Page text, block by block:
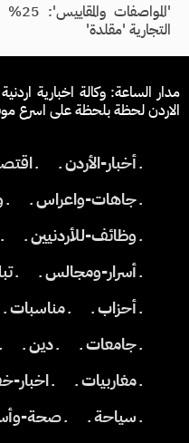
التجارية 'مقلدة'
مدار الساعة: وكالة اخبارية
الاردن لحظة بلحظة على اسرع
ـ أخبار-الأردن ـ ـ
ـ جاهات-واعراس ـ
ـ وظائف-للأردنيين ـ
ـ أسرار-ومجالس ـ
ـ
ـ أحزاب ـ
ـ مناسبات ـ
ـ جامعات ـ
ـ دين ـ
ـ مغاربيات ـ
ـ اخبار-
ـ سياحة ـ
ـ صحة-